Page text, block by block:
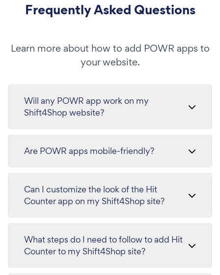
Frequently Asked Questions
Learn more about how to add POWR apps to
your website.
Will any POWR app work on my
Shift4Shop website?
Are POWR apps mobile-friendly?
Can I customize the look of the Hit
Counter app on my Shift4Shop site?
What steps do I need to follow to add Hit
Counter to my Shift4Shop site?